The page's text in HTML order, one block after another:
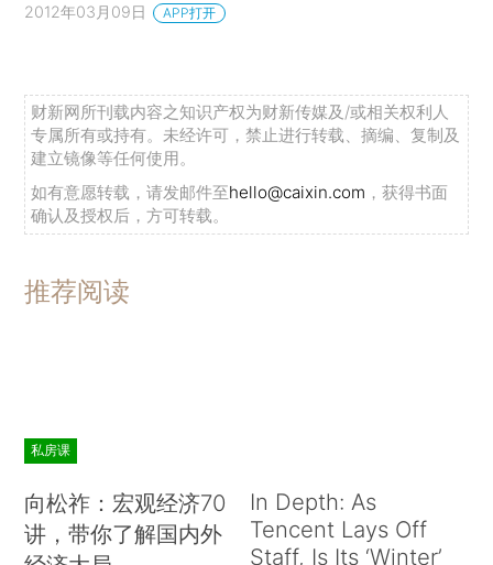
2012年03月09日 APP打开
财新网所刊载内容之知识产权为财新传媒及/或相关权利人
专属所有或持有。未经许可，禁止进行转载、摘编、复制及
建立镜像等任何使用。
如有意愿转载，请发邮件至hello@caixin.com ，获得书面
确认及授权后，方可转载。
推荐阅读
私房课
向松祚：宏观经济70
讲，带你了解国内外
In Depth: As
Tencent Lays Off
Staff, Is Its ‘Winter’